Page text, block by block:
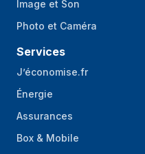
Image et Son
Photo et Caméra
Services
J’économise.fr
Énergie
Assurances
Box & Mobile